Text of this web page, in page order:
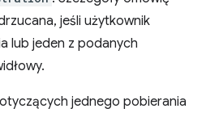
jeśli użytkownik
lub jeden z podanych
jednego pobierania